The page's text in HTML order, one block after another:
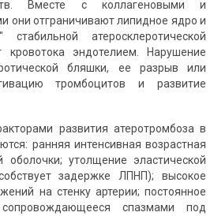
Вместе с коллагеновыми и
они отграничивают липидное ядро и
атеросклеротической
эндотелием. Нарушение
бляшки, ее разрыв или
тромбоцитов и развитие
развития атеротромбоза в
ранняя интенсивная возрастная
оболочки; утолщение эластической
задержке ЛПНП); высокое
на стенку артерии; постоянное
спазмами под